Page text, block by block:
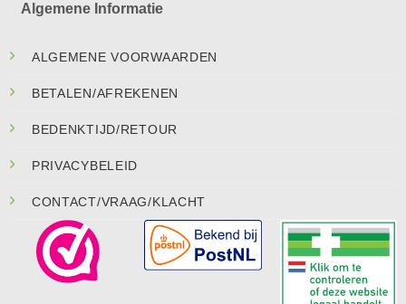
Algemene Informatie
ALGEMENE VOORWAARDEN
BETALEN/AFREKENEN
BEDENKTIJD/RETOUR
PRIVACYBELEID
CONTACT/VRAAG/KLACHT